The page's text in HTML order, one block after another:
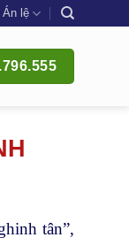
Án lệ
tân”,